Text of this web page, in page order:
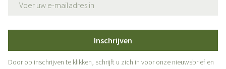
Inschrijven
Door op inschrijven te klikken, schrijft u zich in voor onze nieuwsbrief en